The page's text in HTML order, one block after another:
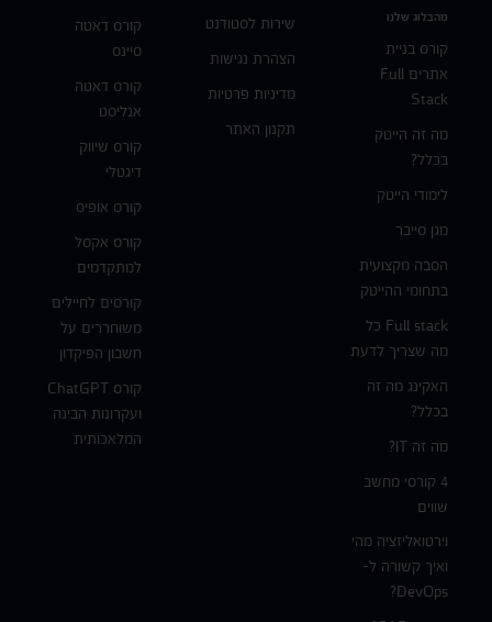
מהבלוג שלנו
קורס בניית
אתרים Full
Stack
מה זה הייטק
בכלל?
לימודי הייטק
מגן סייבר
הסבה מקצועית
בתחומי ההייטק
Full stack כל
מה שצריך לדעת
האקינג מה זה
בכלל?
מה זה IT?
4 קורסי מחשב
שווים
וירטואליזציה מהי
ואיך קשורה ל-
DevOps?
שירות לסטודנט
הצהרת נגישות
מדיניות פרטיות
תקנון האתר
קורס דאטה
סיינס
קורס דאטה
אנליסט
קורס שיווק
דיגטלי
קורס אופיס
קורס אקסל
למתקדמים
קורסים לחיילים
משוחררים על
חשבון הפיקדון
קורס ChatGPT
ועקרונות הבינה
המלאכותית